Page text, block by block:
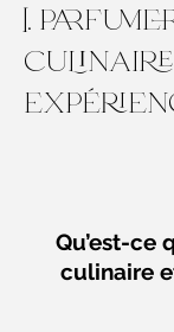
I.
Qu’est-ce
culinaire